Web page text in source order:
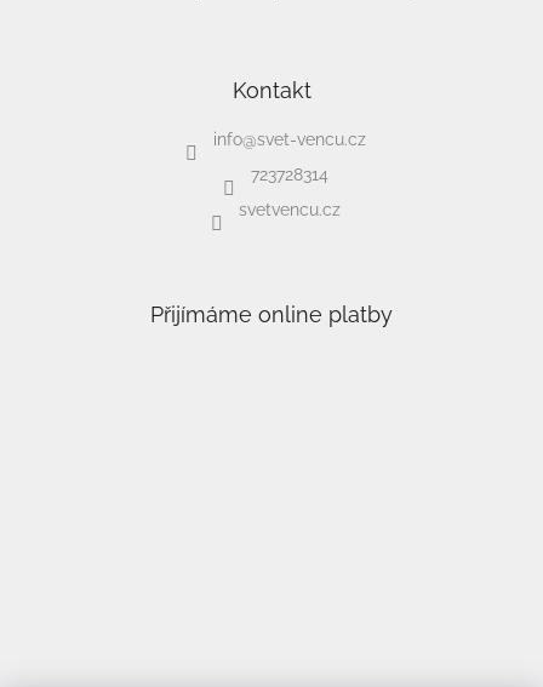
Kontakt
info@svet-vencu.cz
723728314
svetvencu.cz
Přijímáme online platby